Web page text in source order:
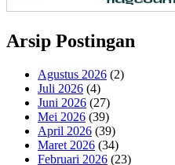
Arsip Postingan
Agustus 2026 (2)
Juli 2026 (4)
Juni 2026 (27)
Mei 2026 (39)
April 2026 (39)
Maret 2026 (34)
Februari 2026 (23)